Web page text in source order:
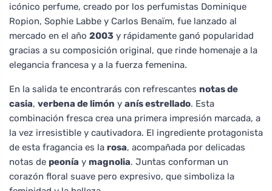
icónico perfume, creado por los perfumistas Dominique
Ropion, Sophie Labbe y Carlos Benaïm, fue lanzado al
mercado en el año 2003 y rápidamente ganó popularidad
gracias a su composición original, que rinde homenaje a la
elegancia francesa y a la fuerza femenina.
En la salida te encontrarás con refrescantes notas de
casia, verbena de limón y anís estrellado. Esta
combinación fresca crea una primera impresión marcada, a
la vez irresistible y cautivadora. El ingrediente protagonista
de esta fragancia es la rosa, acompañada por delicadas
notas de peonía y magnolia. Juntas conforman un
corazón floral suave pero expresivo, que simboliza la